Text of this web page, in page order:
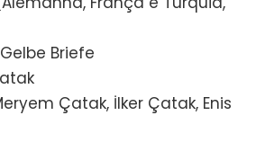
Briefe
Çatak, İlker Çatak, Enis